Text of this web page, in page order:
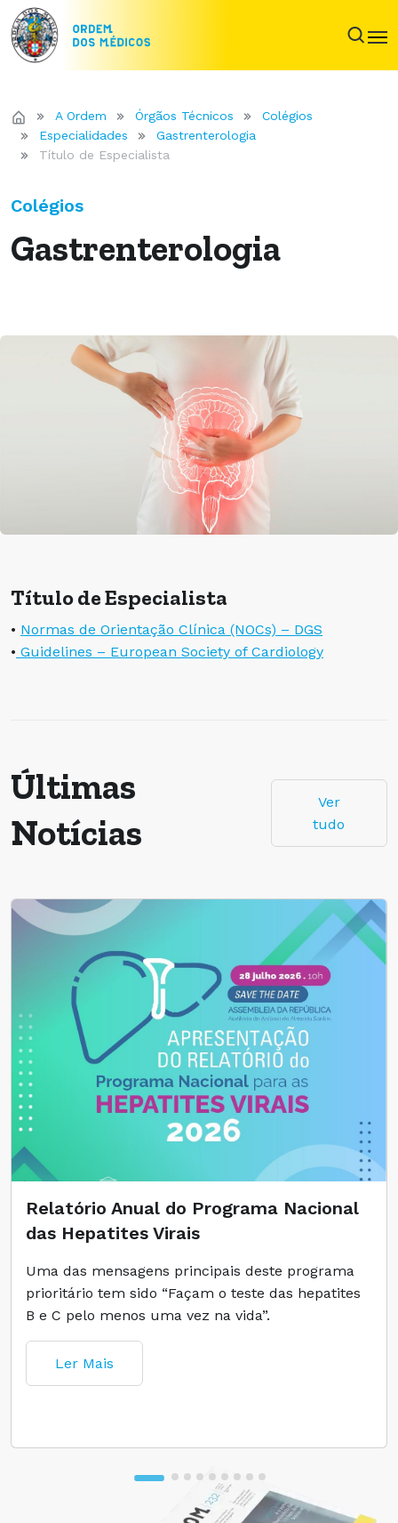
A Ordem Órgãos Técnicos
Colégios
Especialidades
Gastrenterologia
Título de Especialista
Colégios
Gastrenterologia
Título de Especialista
• Normas de Orientação Clínica (NOCs) – DGS
• Guidelines – European Society of Cardiology
Últimas
Notícias
Ver
tudo
Relatório Anual do Programa Nacional
das Hepatites Virais
Uma das mensagens principais deste programa
prioritário tem sido “Façam o teste das hepatites
B e C pelo menos uma vez na vida”.
Ler Mais